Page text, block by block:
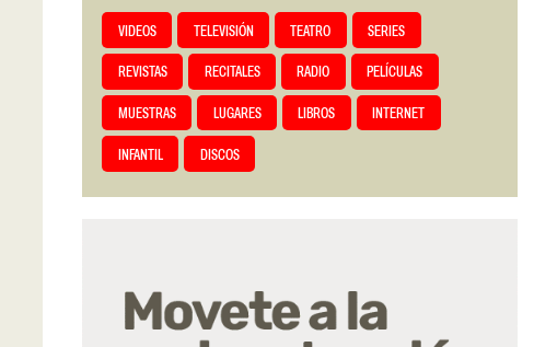
VIDEOS TELEVISIÓN TEATRO SERIES
REVISTAS RECITALES RADIO PELÍCULAS
MUESTRAS LUGARES LIBROS INTERNET
INFANTIL DISCOS